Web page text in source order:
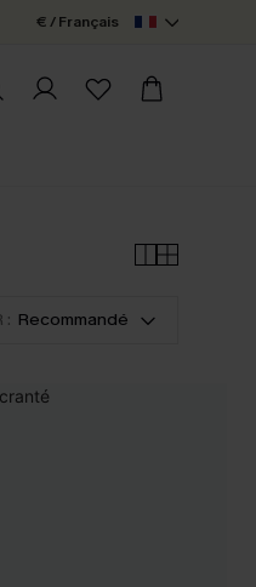
€ / Français
: Recommandé